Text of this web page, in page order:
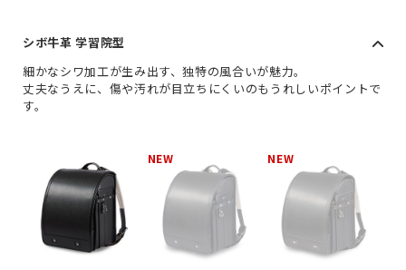
シボ牛革 学習院型
細かなシワ加工が生み出す、独特の風合いが魅力。
丈夫なうえに、傷や汚れが目立ちにくいのもうれしいポイントで
す。
NEW NEW